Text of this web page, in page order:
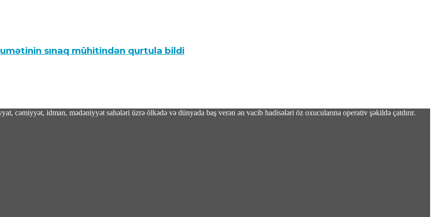
sınaq mühitindən qurtula bildi
cəmiyyət, idman, mədəniyyət sahələri üzrə ölkədə və dünyada baş verən ən vacib hadisələri öz oxucularına operativ şəkildə çatdırır.